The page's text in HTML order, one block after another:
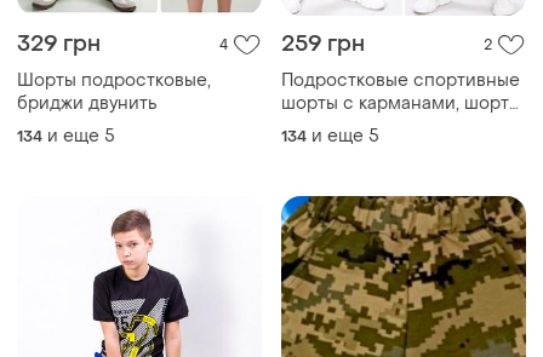
329 грн 4
Шорты подростковые,
бриджи двунить
134 и еще 5
259 грн 2
Подростковые спортивные
шорты с карманами, шорты
для мальчика подростка
134 и еще 5